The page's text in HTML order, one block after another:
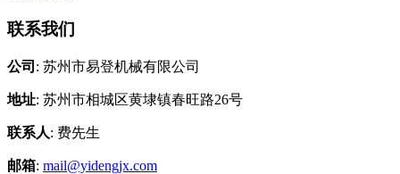
联系我们
公司 : 苏州市易登机械有限公司
地址: 苏州市相城区黄埭镇春旺路26号
联系人: 费先生
邮箱: mail@yidengjx.com